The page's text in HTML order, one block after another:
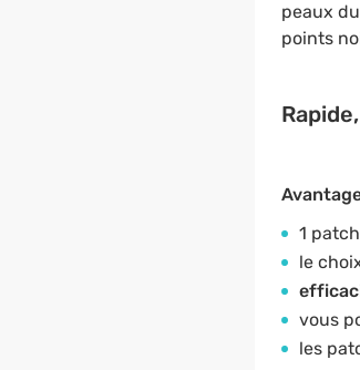
peaux
points
1
le
vous
les